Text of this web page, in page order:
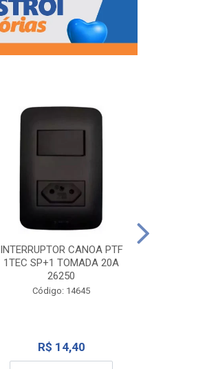
INTERRUPTOR CANOA PTF
1TEC SP+1 TOMADA 20A
26250
Código: 14645
R$ 14,40